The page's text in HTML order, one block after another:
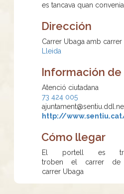
es tancava quan convenia.
Dirección
Carrer Ubaga amb
Lleida
Información
Atenció ciutadana
73 424 005
http://
Cómo llegar
El portell es
troben el carrer de
carrer Ubaga